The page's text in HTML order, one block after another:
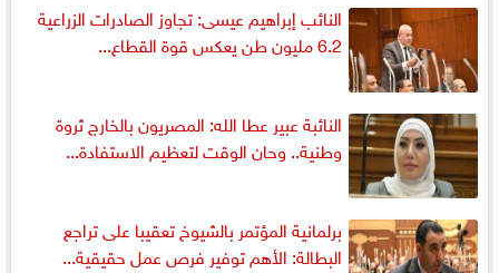
النائب إبراهيم عيسى: تجاوز الصادرات الزراعية
6.2 مليون طن يعكس قوة القطاع...
النائبة عبير عطا الله: المصريون بالخارج ثروة
وطنية.. وحان الوقت لتعظيم الاستفادة...
برلمانية المؤتمر بالشيوخ تعقيبا على تراجع
البطالة: الأهم توفير فرص عمل حقيقية...